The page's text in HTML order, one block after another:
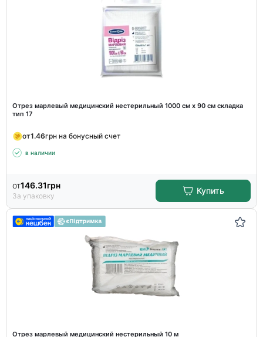
Отрез марлевый медицинский нестерильный 1000 см х 90 см складка
тип 17
от1.46грн на бонусный счет
в наличии
от146.31грн
За упаковку
Купить
Отрез марлевый медицинский нестерильный 10 м